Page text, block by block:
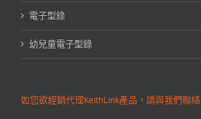
電子型錄
幼兒童電子型錄
如您欲經銷代理KeithLink產品，請與我們聯絡